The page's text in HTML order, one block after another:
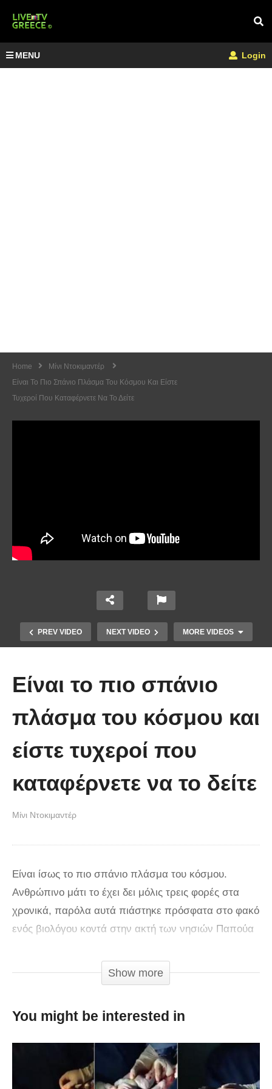
MENU Login
Home
Μίνι Ντοκιμαντέρ
Είναι Το Πιο Σπάνιο Πλάσμα Του Κόσμου Και Είστε
Τυχεροί Που Καταφέρνετε Να Το Δείτε
PREV VIDEO NEXT VIDEO MORE VIDEOS
Άκολη: Η ελληνική παραλία με τα
βάθος
Είναι το πιο σπάνιο
πλάσμα του κόσμου και
είστε τυχεροί που
καταφέρνετε να το δείτε
Μίνι Ντοκιμαντέρ
Είναι ίσως το πιο σπάνιο πλάσμα του κόσμου.
Ανθρώπινο μάτι το έχει δει μόλις τρεις φορές στα
χρονικά, παρόλα αυτά πιάστηκε πρόσφατα στο φακό
ενός βιολόγου κοντά στην ακτή των νησιών Παπούα
«Allonautilus scrobiculatus» και πιστεύεται ότι έχει
επιβιώσει και τις δύο περιόδους των παγετώνων,
δεινοσαύρων. Σύμφωνα με την Independent μέχρι
Show more
You might be interested in